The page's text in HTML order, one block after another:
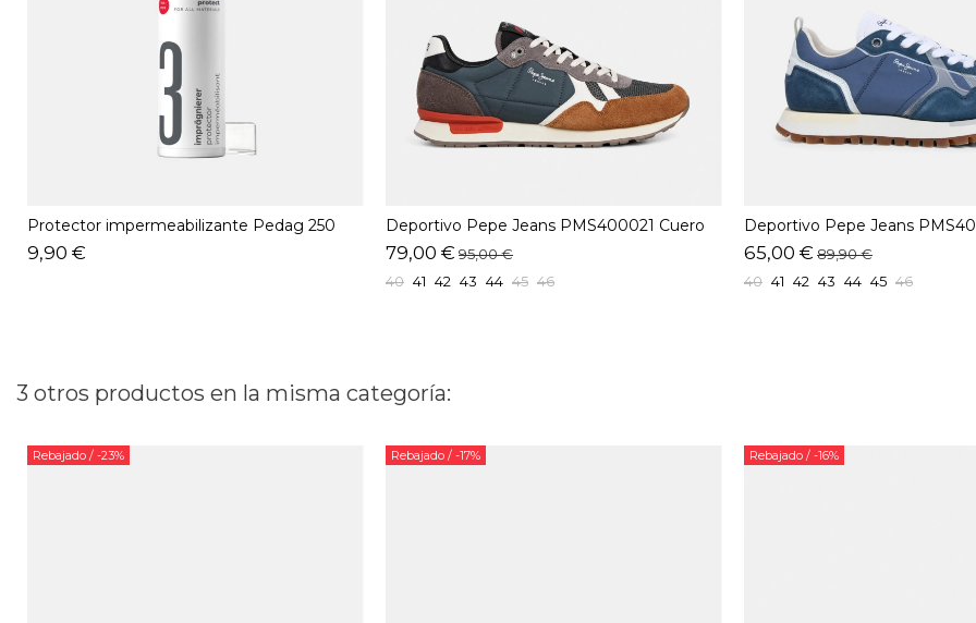
Protector impermeabilizante Pedag 250
ML
9,90 €
Deportivo Pepe Jeans PMS400021 Cuero
79,00 € 95,00 €
40 41 42 43 44 45 46
Deportivo Pepe Jeans
65,00 € 89,90 €
40 41 42 43 44 45 46
3 otros productos en la misma categoría:
Rebajado / -23% Rebajado / -17% Rebajado / -16%